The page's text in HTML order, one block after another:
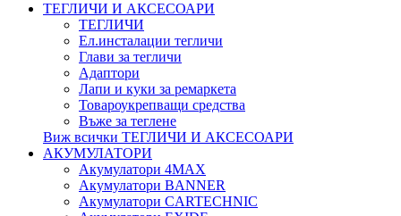
ТЕГЛИЧИ И АКСЕСОАРИ
ТЕГЛИЧИ
Eл.инсталации тегличи
Глави за тегличи
Адаптори
Лапи и куки за ремаркета
Товароукрепващи средства
Въже за теглене
Виж всички ТЕГЛИЧИ И АКСЕСОАРИ
АКУМУЛАТОРИ
Акумулатори 4MAX
Акумулатори BANNER
Акумулатори CARTECHNIC